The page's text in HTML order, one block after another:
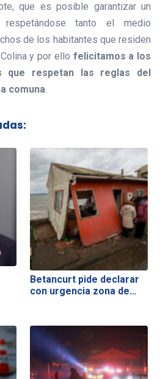
que es posible garantizar un
respetándose tanto el medio
de los habitantes que residen
y por ello felicitamos a los
que respetan las reglas del
comuna.
Betancurt pide declarar
con urgencia zona de…